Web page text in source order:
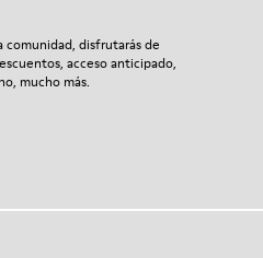
comunidad, disfrutarás de
acceso anticipado,
mucho más.